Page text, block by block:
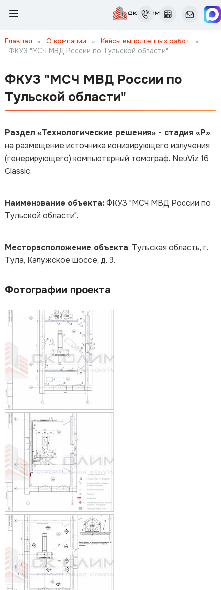
Главная » О компании » Кейсы выполненных работ
»
ФКУЗ "МСЧ МВД России по Тульской области"
ФКУЗ "МСЧ МВД России по
Тульской области"
Раздел «Технологические решения» - стадия «Р»
на размещение источника ионизирующего излучения
(генерирующего) компьютерный томограф. NeuViz 16
Classic.
Наименование объекта:ФКУЗ "МСЧ МВД России по
Тульской области".
Месторасположение объекта: Тульская область, г.
Тула, Калужское шоссе, д. 9.
Фотографии проекта